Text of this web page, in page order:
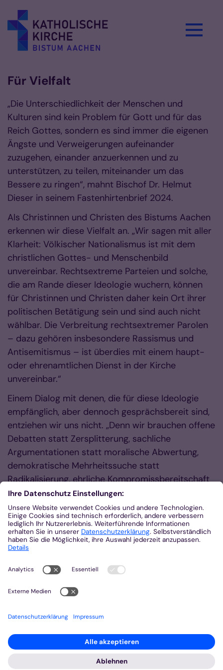
Für Vielfalt
„Die Unterschiedlichkeit der Menschen und
Kulturen sind kein Problem für Gott und für das
Reich Gottes, sondern es sind immer die eigenen
Ängste und Verweigerungen aufeinander
zuzugehen, einander anzuerkennen und zu
unterstützen, zu teilen, miteinander um das
Bessere zu ringen“, mahnt Bischof Dr. Helmut
Dieser in seinem Fastenhirtenbrief 2024.
Als Christinnen und Christen des Bistums Aachen
erkennen wir diese Vielfalt an. „Wir sagen mit aller
Klarheit: Völkischer Nationalismus ist mit dem
christlichen Gottes- und Menschenbild
unvereinbar. Rechtsextreme Parteien und solche,
die am Rande dieser Ideologie wuchern, können
für Christinnen und Christen daher kein Ort ihrer
politischen Betätigung sein und sind auch nicht
wählbar. Die Verbreitung rechtsextremer Parolen
– dazu gehören insbesondere Rassismus und
Antisemitismus – ist überdies mit einem haupt-
oder ehrenamtlichen Dienst in der Kirche
unvereinbar.“
Einem Dialog mit denen, die für diese Ideologie
empfänglich, aber dennoch gesprächsbereit sind,
entziehen wir uns nicht. „Denn wir brauchen offene
Debatten statt Zersplitterung, sachliche
Argumentationen statt moralische Abwertung,
demokratische Mehrheitssuche statt
Radikalisierung, ehrliche Kompromissbereitschaft
statt Vereinfachung und Verfälschung“, betont
Bischof Dr. Helmut Dieser.
Zum Fastenhirtenbrief
Erklärung „Völkischer Nationalismus und
deutschen Bischöfe